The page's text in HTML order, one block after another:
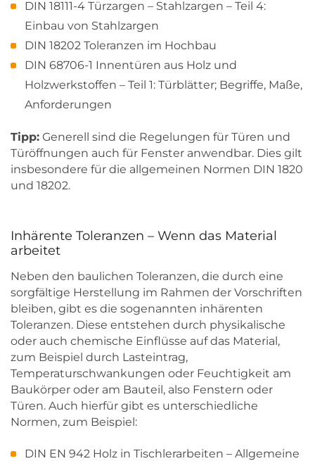
DIN 18111-4 Türzargen – Stahlzargen – Teil 4:
Einbau von Stahlzargen
DIN 18202 Toleranzen im Hochbau
DIN 68706-1 Innentüren aus Holz und
Holzwerkstoffen – Teil 1: Türblätter; Begriffe, Maße,
Anforderungen
Tipp: Generell sind die Regelungen für Türen und
Türöffnungen auch für Fenster anwendbar. Dies gilt
insbesondere für die allgemeinen Normen DIN 1820
und 18202.
Inhärente Toleranzen – Wenn das Material
arbeitet
Neben den baulichen Toleranzen, die durch eine
sorgfältige Herstellung im Rahmen der Vorschriften
bleiben, gibt es die sogenannten inhärenten
Toleranzen. Diese entstehen durch physikalische
oder auch chemische Einflüsse auf das Material,
zum Beispiel durch Lasteintrag,
Temperaturschwankungen oder Feuchtigkeit am
Baukörper oder am Bauteil, also Fenstern oder
Türen. Auch hierfür gibt es unterschiedliche
Normen, zum Beispiel:
DIN EN 942 Holz in Tischlerarbeiten – Allgemeine